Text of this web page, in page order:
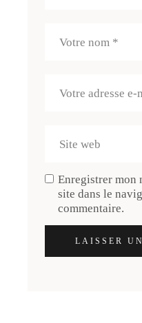
Enregistrer mon
site dans le
commentaire.
LAISSER